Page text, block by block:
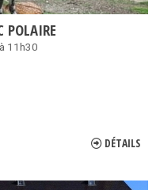
POLAIRE
11h30
DÉTAILS